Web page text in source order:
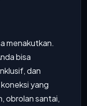
menakutkan.
bisa
dan
yang
obrolan santai,